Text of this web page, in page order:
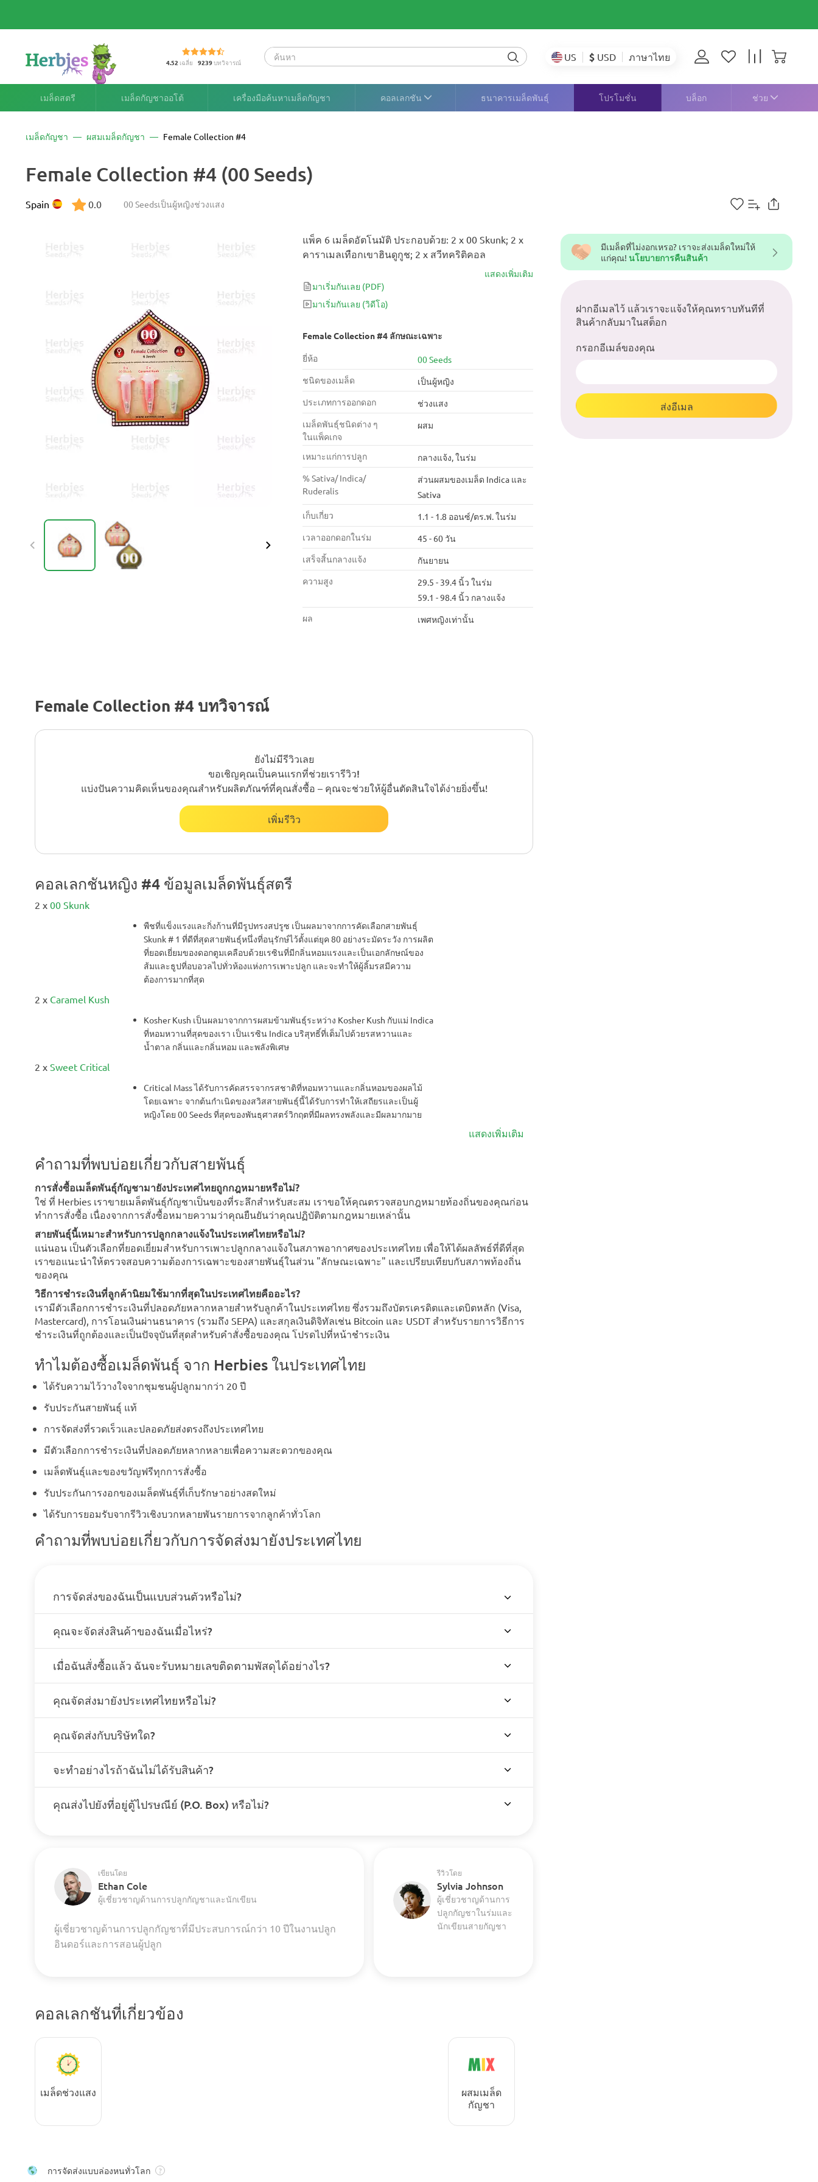
4.52 เฉลี่ย 9239บทวิจารณ์ US $ USD ภาษาไทย
เมล็ดสตรี เมล็ดกัญชาออโต้ เครื่องมือค้นหาเมล็ดกัญชา คอลเลกชัน ธนาคารเมล็ดพันธุ์ โปรโมชั่น บล็อก ช่วย
เมล็ดกัญชา ผสมเมล็ดกัญชา Female Collection #4
Female Collection #4 (00 Seeds)
00 Seedsเป็นผู้หญิงช่วงแสง
Spain 0.0
Female Collection #4 ลักษณะเฉพาะ
ยี่ห้อ
00 Seeds
ชนิดของเมล็ด
เป็นผู้หญิง
ประเภทการออกดอก
ช่วงแสง
เมล็ดพันธุ์ชนิดต่าง ๆ
ในแพ็คเกจ
ผสม
เหมาะแก่การปลูก
กลางแจ้ง, ในร่ม
% Sativa/ Indica/
Ruderalis
ส่วนผสมของเมล็ด Indica และ
Sativa
เก็บเกี่ยว
1.1 - 1.8 ออนซ์/ตร.ฟ. ในร่ม
เวลาออกดอกในร่ม
45 - 60 วัน
เสร็จสิ้นกลางแจ้ง
กันยายน
ความสูง
29.5 - 39.4 นิ้ว ในร่ม
59.1 - 98.4 นิ้ว กลางแจ้ง
ผล
เพศหญิงเท่านั้น
Female Collection #4 บทวิจารณ์
ยังไม่มีรีวิวเลย
ขอเชิญคุณเป็นคนแรกที่ช่วยเรารีวิว!
แบ่งปันความคิดเห็นของคุณสำหรับผลิตภัณฑ์ที่คุณสั่งซื้อ – คุณจะช่วยให้ผู้อื่นตัดสินใจได้ง่ายยิ่งขึ้น!
เพิ่มรีวิว
แพ็ค 6 เมล็ดอัตโนมัติ ประกอบด้วย: 2 x 00 Skunk; 2 x
คาราเมลเทือกเขาฮินดูกูช; 2 x สวีทคริติคอล
แสดงเพิ่มเติม
มาเริ่มกันเลย (PDF)
มาเริ่มกันเลย (วิดีโอ)
คอลเลกชันหญิง #4 ข้อมูลเมล็ดพันธุ์สตรี
2 x 00 Skunk
พืชที่แข็งแรงและกิ่งก้านที่มีรูปทรงสปรูซ เป็นผลมาจากการคัดเลือกสายพันธุ์
Skunk # 1 ที่ดีที่สุดสายพันธุ์หนึ่งที่อนุรักษ์ไว้ตั้งแต่ยุค 80 อย่างระมัดระวัง การผลิต
ที่ยอดเยี่ยมของดอกตูมเคลือบด้วยเรซินที่มีกลิ่นหอมแรงและเป็นเอกลักษณ์ของ
ส้มและธูปที่อบอวลไปทั่วห้องแห่งการเพาะปลูก และจะทำให้ผู้ลิ้มรสมีความ
ต้องการมากที่สุด
2 x Caramel Kush
Kosher Kush เป็นผลมาจากการผสมข้ามพันธุ์ระหว่าง Kosher Kush กับแม่ Indica
ที่หอมหวานที่สุดของเรา เป็นเรซิน Indica บริสุทธิ์ที่เต็มไปด้วยรสหวานและ
น้ำตาล กลิ่นและกลิ่นหอม และพลังพิเศษ
2 x Sweet Critical
Critical Mass ได้รับการคัดสรรจากรสชาติที่หอมหวานและกลิ่นหอมของผลไม้
โดยเฉพาะ จากต้นกำเนิดของสวิสสายพันธุ์นี้ได้รับการทำให้เสถียรและเป็นผู้
หญิงโดย 00 Seeds ที่สุดของพันธุศาสตร์วิกฤตที่มีผลทรงพลังและมีผลมากมาย
แสดงเพิ่มเติม
คำถามที่พบบ่อยเกี่ยวกับสายพันธุ์
การสั่งซื้อเมล็ดพันธุ์กัญชามายังประเทศไทยถูกกฎหมายหรือไม่?
ใช่ ที่ Herbies เราขายเมล็ดพันธุ์กัญชาเป็นของที่ระลึกสำหรับสะสม เราขอให้คุณตรวจสอบกฎหมายท้องถิ่นของคุณก่อน
ทำการสั่งซื้อ เนื่องจากการสั่งซื้อหมายความว่าคุณยืนยันว่าคุณปฏิบัติตามกฎหมายเหล่านั้น
สายพันธุ์นี้เหมาะสำหรับการปลูกกลางแจ้งในประเทศไทยหรือไม่?
แน่นอน เป็นตัวเลือกที่ยอดเยี่ยมสำหรับการเพาะปลูกกลางแจ้งในสภาพอากาศของประเทศไทย เพื่อให้ได้ผลลัพธ์ที่ดีที่สุด
เราขอแนะนำให้ตรวจสอบความต้องการเฉพาะของสายพันธุ์ในส่วน "ลักษณะเฉพาะ" และเปรียบเทียบกับสภาพท้องถิ่น
ของคุณ
วิธีการชำระเงินที่ลูกค้านิยมใช้มากที่สุดในประเทศไทยคืออะไร?
เรามีตัวเลือกการชำระเงินที่ปลอดภัยหลากหลายสำหรับลูกค้าในประเทศไทย ซึ่งรวมถึงบัตรเครดิตและเดบิตหลัก (Visa,
Mastercard), การโอนเงินผ่านธนาคาร (รวมถึง SEPA) และสกุลเงินดิจิทัลเช่น Bitcoin และ USDT สำหรับรายการวิธีการ
ชำระเงินที่ถูกต้องและเป็นปัจจุบันที่สุดสำหรับคำสั่งซื้อของคุณ โปรดไปที่หน้าชำระเงิน
ทำไมต้องซื้อเมล็ดพันธุ์ จาก Herbies ในประเทศไทย
ได้รับความไว้วางใจจากชุมชนผู้ปลูกมากว่า 20 ปี
รับประกันสายพันธุ์ แท้
การจัดส่งที่รวดเร็วและปลอดภัยส่งตรงถึงประเทศไทย
มีตัวเลือกการชำระเงินที่ปลอดภัยหลากหลายเพื่อความสะดวกของคุณ
เมล็ดพันธุ์และของขวัญฟรีทุกการสั่งซื้อ
รับประกันการงอกของเมล็ดพันธุ์ที่เก็บรักษาอย่างสดใหม่
ได้รับการยอมรับจากรีวิวเชิงบวกหลายพันรายการจากลูกค้าทั่วโลก
คำถามที่พบบ่อยเกี่ยวกับการจัดส่งมายังประเทศไทย
การจัดส่งของฉันเป็นแบบส่วนตัวหรือไม่?
คุณจะจัดส่งสินค้าของฉันเมื่อไหร่?
เมื่อฉันสั่งซื้อแล้ว ฉันจะรับหมายเลขติดตามพัสดุได้อย่างไร?
คุณจัดส่งมายังประเทศไทยหรือไม่?
คุณจัดส่งกับบริษัทใด?
จะทำอย่างไรถ้าฉันไม่ได้รับสินค้า?
คุณส่งไปยังที่อยู่ตู้ไปรษณีย์ (P.O. Box) หรือไม่?
เขียนโดย
Ethan Cole
ผู้เชี่ยวชาญด้านการปลูกกัญชาและนักเขียน
ผู้เชี่ยวชาญด้านการปลูกกัญชาที่มีประสบการณ์กว่า 10 ปีในงานปลูก
อินดอร์และการสอนผู้ปลูก
รีวิวโดย
Sylvia Johnson
ผู้เชี่ยวชาญด้านการ
ปลูกกัญชาในร่มและ
นักเขียนสายกัญชา
คอลเลกชันที่เกี่ยวข้อง
เมล็ดช่วงแสง
ผสมเมล็ด
กัญชา
มีเมล็ดที่ไม่งอกเหรอ? เราจะส่งเมล็ดใหม่ให้
แก่คุณ! นโยบายการคืนสินค้า
ฝากอีเมลไว้ แล้วเราจะแจ้งให้คุณทราบทันทีที่
สินค้ากลับมาในสต็อก
กรอกอีเมล์ของคุณ
ส่งอีเมล
การจัดส่งแบบล่องหนทั่วโลก ?